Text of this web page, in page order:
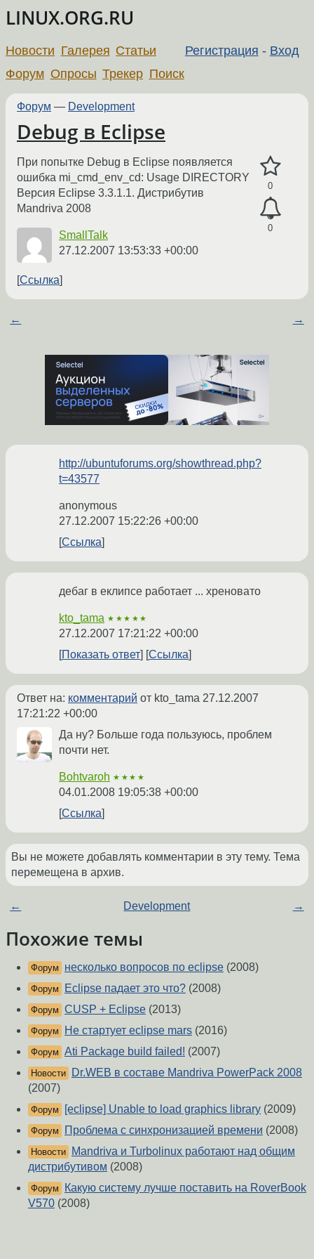
LINUX.ORG.RU
Регистрация - Вход
Новости Галерея Статьи
Форум Опросы Трекер Поиск
Форум — Development
Debug в Eclipse
0
0
При попытке Debug в Eclipse появляется
ошибка mi_cmd_env_cd: Usage DIRECTORY
Версия Eclipse 3.3.1.1. Дистрибутив
Mandriva 2008
SmallTalk
27.12.2007 13:53:33 +00:00
Ссылка
← →
http://ubuntuforums.org/showthread.php?
t=43577
anonymous
27.12.2007 15:22:26 +00:00
Ссылка
дебаг в еклипсе работает ... хреновато
kto_tama ★★★★★
27.12.2007 17:21:22 +00:00
Показать ответ
Ссылка
Ответ на: комментарий от kto_tama 27.12.2007
17:21:22 +00:00
Да ну? Больше года пользуюсь, проблем
почти нет.
Bohtvaroh ★★★★
04.01.2008 19:05:38 +00:00
Ссылка
Вы не можете добавлять комментарии в эту тему. Тема
перемещена в архив.
← Development →
Похожие темы
Форум несколько вопросов по eclipse (2008)
Форум Eclipse падает это что? (2008)
Форум CUSP + Eclipse (2013)
Форум Не стартует eclipse mars (2016)
Форум Ati Package build failed! (2007)
Новости
Dr.WEB в составе Mandriva PowerPack 2008
(2007)
Форум [eclipse] Unable to load graphics library (2009)
Форум Проблема с синхронизацией времени (2008)
Новости
Mandriva и Turbolinux работают над общим
дистрибутивом (2008)
Форум
Какую систему лучше поставить на RoverBook
V570 (2008)